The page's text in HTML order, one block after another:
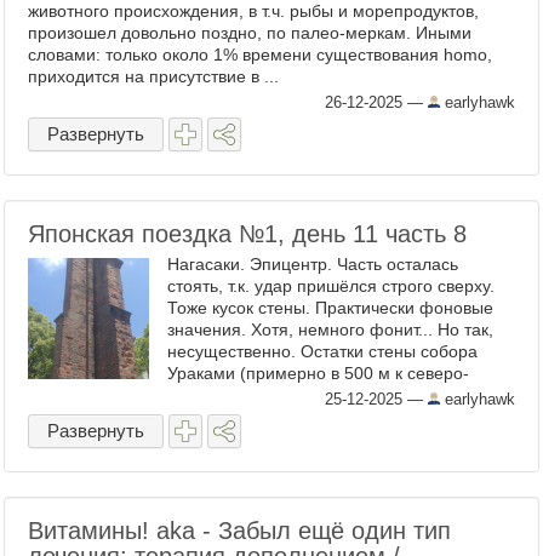
животного происхождения, в т.ч. рыбы и морепродуктов,
произошел довольно поздно, по палео-меркам. Иными
словами: только около 1% времени существования homo,
приходится на присутствие в ...
26-12-2025 — earlyhawk
Развернуть
Японская поездка №1, день 11 часть 8
Нагасаки. Эпицентр. Часть осталась
стоять, т.к. удар пришёлся строго сверху.
Тоже кусок стены. Практически фоновые
значения. Хотя, немного фонит... Но так,
несущественно. Остатки стены собора
Ураками (примерно в 500 м к северо-
востоку от эпицентра взрыва). Собор ...
25-12-2025 — earlyhawk
Развернуть
Витамины! aka - Забыл ещё один тип